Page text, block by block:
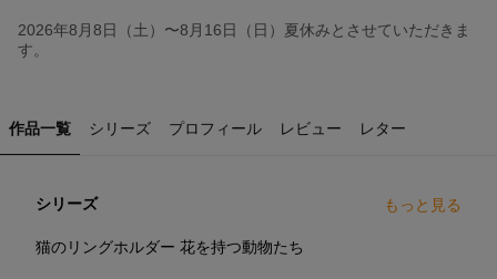
2026年8月8日（土）〜8月16日（日）夏休みとさせていただきま
す。
作品一覧 シリーズ プロフィール レビュー レター
シリーズ もっと見る
猫のリングホルダー 花を持つ動物たち